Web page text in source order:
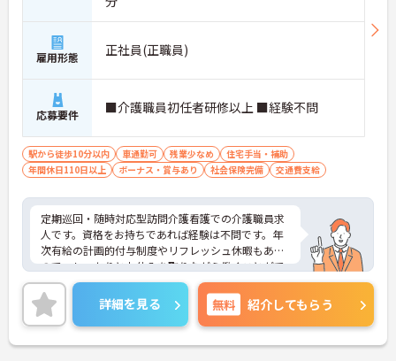
雇用形態 正社員(正職員)
応募要件 ■介護職員初任者研修以上 ■経験不問
駅から徒歩10分以内 車通勤可 残業少なめ
住宅手当・補助
年間休日110日以上
ボーナス・賞与あり 社会保険完備 交通費支給
定期巡回・随時対応型訪問介護看護での介護職員求
人です。資格をお持ちであれば経験は不問です。年
次有給の計画的付与制度やリフレッシュ休暇もある
ので、しっかりとお休みを取りながら働くことがで
きます。ご興味のある方には、面接対策ポイント
等、さらに詳細をお話ししますのでお気軽にご相談
ください！
詳細を見る 無料 紹介してもらう